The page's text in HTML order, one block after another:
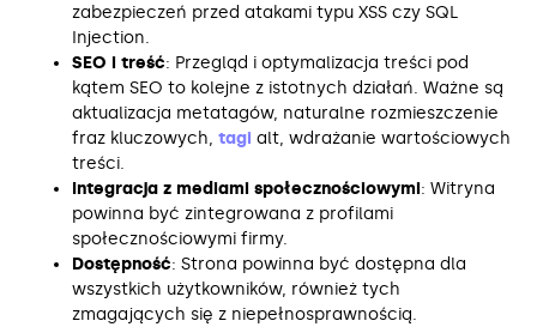
zabezpieczeń przed atakami typu XSS czy SQL
Injection.
SEO i treść: Przegląd i optymalizacja treści pod
kątem SEO to kolejne z istotnych działań. Ważne są
aktualizacja metatagów, naturalne rozmieszczenie
fraz kluczowych, tagi alt, wdrażanie wartościowych
treści.
Integracja z mediami społecznościowymi: Witryna
powinna być zintegrowana z profilami
społecznościowymi firmy.
Dostępność: Strona powinna być dostępna dla
wszystkich użytkowników, również tych
zmagających się z niepełnosprawnością.